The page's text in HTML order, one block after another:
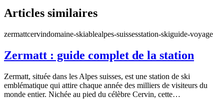
Articles similaires
zermattcervindomaine-skiablealpes-suissesstation-skiguide-voyage
Zermatt : guide complet de la station
Zermatt, située dans les Alpes suisses, est une station de ski
emblématique qui attire chaque année des milliers de visiteurs du
monde entier. Nichée au pied du célèbre Cervin, cette…